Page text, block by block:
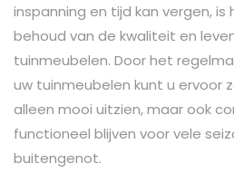
inspanning en tijd kan vergen,
behoud van de kwaliteit en
tuinmeubelen. Door het
uw tuinmeubelen kunt u ervoor
alleen mooi uitzien, maar ook
functioneel blijven voor vele
buitengenot.